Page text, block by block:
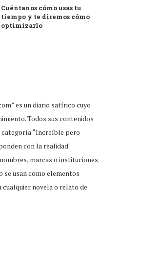
Cuéntanos cómo usas tu
tiempo y te diremos cómo
optimizarlo
es un diario satírico cuyo
Todos sus contenidos
“Increíble pero
con la realidad.
marcas o instituciones
se usan como elementos
novela o relato de